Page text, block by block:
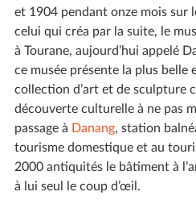
et 1904 pendant onze mois sur
celui qui créa par la suite, le
à Tourane, aujourd’hui appelé
ce musée présente la plus belle
collection d’art et de sculpture
découverte culturelle à ne pas
passage à Danang, station
tourisme domestique et au
2000 antiquités le bâtiment à
à lui seul le coup d’œil.